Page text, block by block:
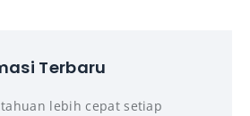
Terbaru
lebih cepat setiap